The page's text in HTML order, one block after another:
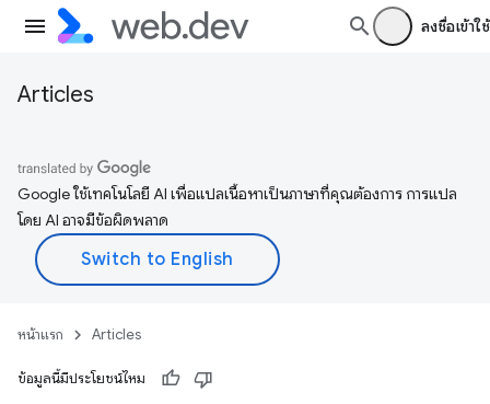
ลงชื่อเข้าใช้
Articles
Google ใช้เทคโนโลยี AI เพื่อแปลเนื้อหาเป็นภาษาที่คุณต้องการ การแปล
โดย AI อาจมีข้อผิดพลาด
หน้าแรก Articles
ข้อมูลนี้มีประโยชน์ไหม